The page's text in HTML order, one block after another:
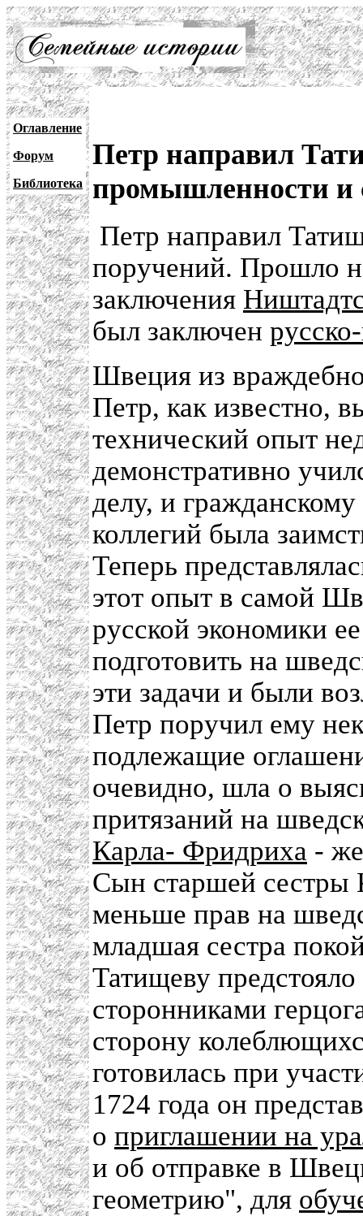
Оглавление
Форум
Библиотека
Петр направил
промышленности и
Петр направил
поручений. Прошло
заключения
был заключен
Швеция из
Петр, как известно,
технический опыт
демонстративно
делу, и
коллегий была
Теперь
этот опыт в самой
русской экономики
подготовить на
эти задачи и были
Петр поручил ему
подлежащие
очевидно, шла о
притязаний на
Карла- Фридриха -
Сын старшей
меньше прав на
младшая сестра
Татищеву
сторонниками
сторону
готовилась при
1724 года он
о приглашении на
и об отправке в
геометрию", для